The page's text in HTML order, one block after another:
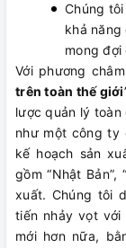
Chúng
khả
mong
Với phương
trên toàn thế giới
lược quản lý
như một công ty
kế hoạch sản
gồm “Nhật Bản”,
xuất. Chúng tôi
tiến nhảy vọt
mới hơn nữa,